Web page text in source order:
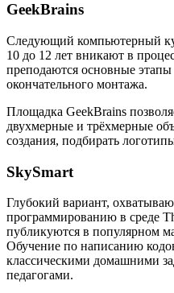
GeekBrains
Следующий компьютерный
10 до 12 лет вникают в
преподаются основные этапы
окончательного монтажа.
Площадка GeekBrains
двухмерные и трёхмерные
создания, подбирать
SkySmart
Глубокий вариант,
программированию в среде
публикуются в популярном
Обучение по написанию
классическими домашними
педагогами.